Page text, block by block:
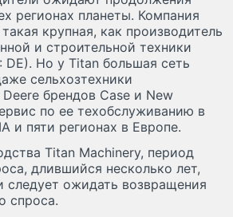
регионах планеты. Компания
крупная, как производитель
и строительной техники
DE). Но у Titan большая сеть
сельхозтехники
брендов Case и New
по ее техобслуживанию в
и пяти регионах в Европе.
Titan Machinery, период
длившийся несколько лет,
следует ожидать возвращения
спроса.